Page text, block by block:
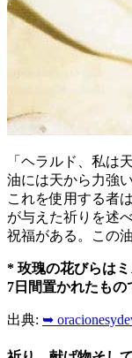
「ヘラルド、私は
油には天から力強
これを使用する者
が与えた祈りを述
祝福がある。この
* 玫瑰の花びらは
7日間置かれたもの
出典: ➥